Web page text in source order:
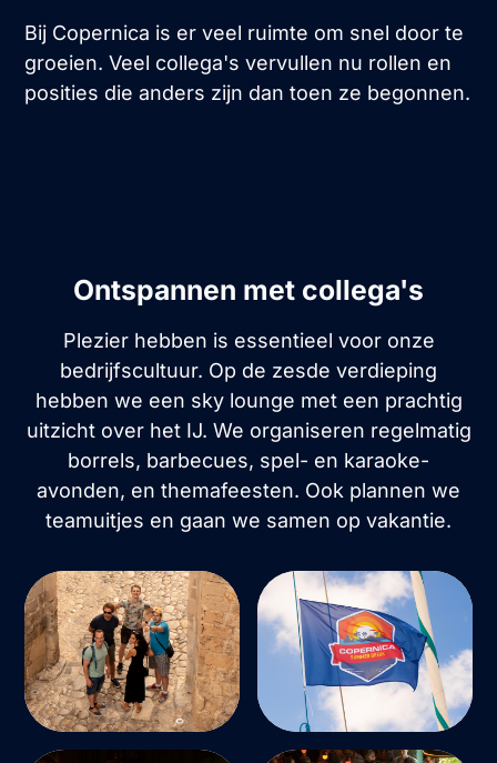
Bij Copernica is er veel ruimte om snel door te
groeien. Veel collega's vervullen nu rollen en
posities die anders zijn dan toen ze begonnen.
Ontspannen met collega's
Plezier hebben is essentieel voor onze
bedrijfscultuur. Op de zesde verdieping
hebben we een sky lounge met een prachtig
uitzicht over het IJ. We organiseren regelmatig
borrels, barbecues, spel- en karaoke-
avonden, en themafeesten. Ook plannen we
teamuitjes en gaan we samen op vakantie.